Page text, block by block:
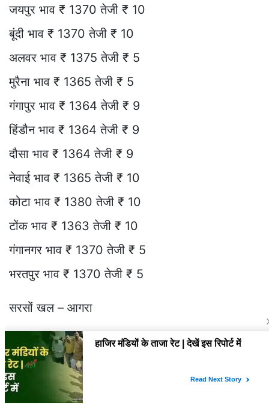
जयपुर भाव ₹ 1370 तेजी ₹ 10
बूंदी भाव ₹ 1370 तेजी ₹ 10
अलवर भाव ₹ 1375 तेजी ₹ 5
मुरैना भाव ₹ 1365 तेजी ₹ 5
गंगापुर भाव ₹ 1364 तेजी ₹ 9
हिंडौन भाव ₹ 1364 तेजी ₹ 9
दौसा भाव ₹ 1364 तेजी ₹ 9
नेवाई भाव ₹ 1365 तेजी ₹ 10
कोटा भाव ₹ 1380 तेजी ₹ 10
टोंक भाव ₹ 1363 तेजी ₹ 10
गंगानगर भाव ₹ 1370 तेजी ₹ 5
भरतपुर भाव ₹ 1370 तेजी ₹ 5
सरसों खल – आगरा
सलोनी
60 किलो पैकिंग भाव ₹ 2461 स्थिर
70 किलो पैकिंग भाव ₹ 2451 स्थिर